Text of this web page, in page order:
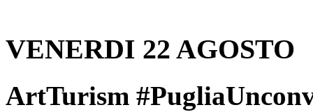
VENERDI 22 AGOSTO
ArtTurism